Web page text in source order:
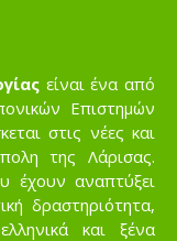
είναι ένα από
Επιστημών
στις νέες και
της Λάρισας.
έχουν αναπτύξει
δραστηριότητα,
και ξένα